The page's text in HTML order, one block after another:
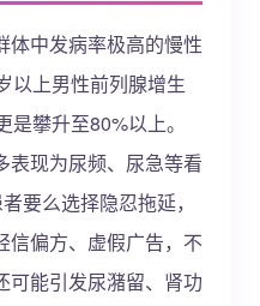
体中发病率极高的慢性
以上男性前列腺增生
攀升至80%以上。
表现为尿频、尿急等看
要么选择隐忍拖延，
信偏方、虚假广告，不
可能引发尿潴留、肾功